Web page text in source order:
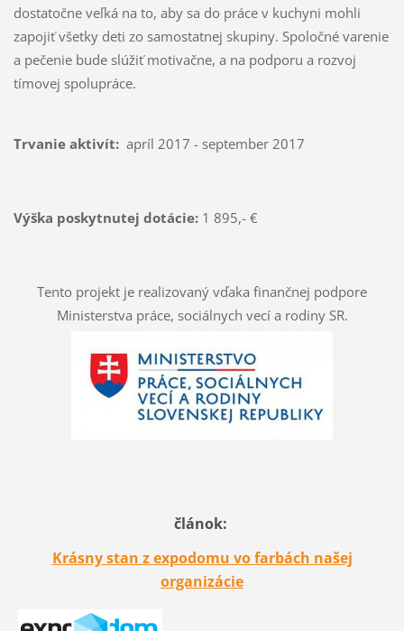
dostatočne veľká na to, aby sa do práce v kuchyni mohli
zapojiť všetky deti zo samostatnej skupiny. Spoločné varenie
a pečenie bude slúžiť motivačne, a na podporu a rozvoj
tímovej spolupráce.
Trvanie aktivít: apríl 2017 - september 2017
Výška poskytnutej dotácie: 1 895,- €
Tento projekt je realizovaný vďaka finančnej podpore
Ministerstva práce, sociálnych vecí a rodiny SR.
článok:
Krásny stan z expodomu vo farbách našej
organizácie